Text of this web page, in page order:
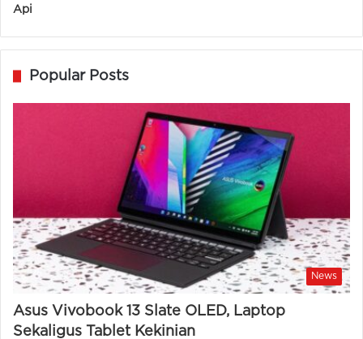
Api
Popular Posts
News
Asus Vivobook 13 Slate OLED, Laptop
Sekaligus Tablet Kekinian